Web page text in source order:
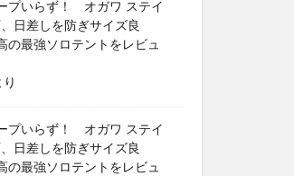
プいらず！ オガワ ステイ
日差しを防ぎサイズ良
最強ソロテントをレビュ
り
プいらず！ オガワ ステイ
日差しを防ぎサイズ良
最強ソロテントをレビュ